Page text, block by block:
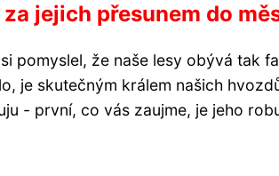
jejich přesunem do
pomyslel, že naše lesy obývá tak
je skutečným králem našich
- první, co vás zaujme, je jeho